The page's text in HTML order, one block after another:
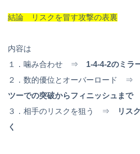
結論 リスクを冒す攻撃の表裏
内容は
１．噛み合わせ ⇒ 1-4-4-2のミラ
２．数的優位とオーバーロード ⇒
ツーでの突破からフィニッシュまで
３．相手のリスクを狙う ⇒
リス
く